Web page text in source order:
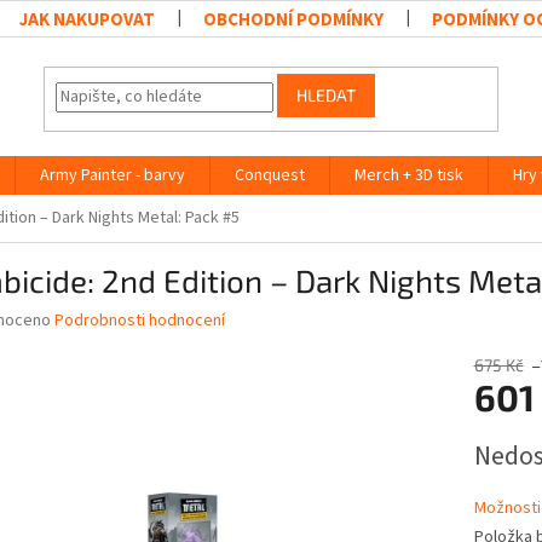
JAK NAKUPOVAT OBCHODNÍ PODMÍNKY PODMÍNKY
HLEDAT
Army Painter - barvy Conquest Merch + 3D tisk Hry
– Dark Nights Metal: Pack #5
2nd Edition – Dark Nights
Podrobnosti hodnocení
675 Kč
601
cena: